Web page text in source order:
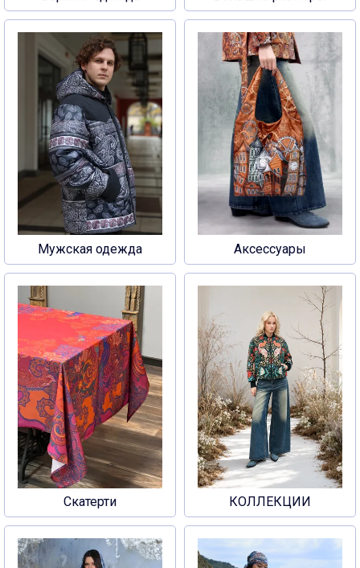
Мужская одежда Аксессуары
Скатерти КОЛЛЕКЦИИ